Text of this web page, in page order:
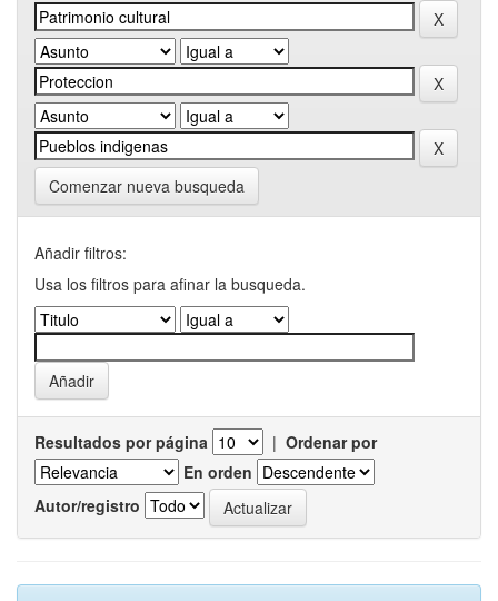
Comenzar nueva busqueda
Añadir filtros:
Usa los filtros para afinar la busqueda.
Resultados por página | Ordenar por
En orden
Autor/registro